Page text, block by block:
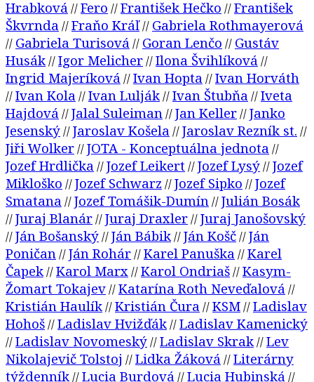
Hrabková //Fero //František Hečko //František
Škvrnda //Fraňo Kráľ// Gabriela Rothmayerová
// Gabriela Turisová // Goran Lenčo // Gustáv
Husák//Igor Melicher//Ilona Švihlíková //
Ingrid Majeríková //Ivan Hopta //Ivan Horváth
//Ivan Kola //Ivan Lulják//Ivan Štubňa //Iveta
Hajdová //Jalal Suleiman //Jan Keller//Janko
Jesenský//Jaroslav Košela //Jaroslav Rezník st. //
Jiři Wolker//JOTA - Konceptuálna jednota //
Jozef Hrdlička //Jozef Leikert //Jozef Lysý//Jozef
Mikloško //Jozef Schwarz //Jozef Sipko //Jozef
Smatana //Jozef Tomášik-Dumín //Julián Bosák
//Juraj Blanár//Juraj Draxler//Juraj Janošovský
//Ján Bošanský//Ján Bábik//Ján Košč//Ján
Poničan //Ján Rohár//Karel Panuška //Karel
Čapek//Karol Marx //Karol Ondriaš//Kasym-
Žomart Tokajev//Katarína Roth Neveďalová //
Kristián Haulík//Kristián Čura //KSM//Ladislav
Hohoš//Ladislav Hvižďák//Ladislav Kamenický
//Ladislav Novomeský//Ladislav Skrak//Lev
Nikolajevič Tolstoj //Lidka Žáková //Literárny
týždenník//Lucia Burdová //Lucia Hubinská //